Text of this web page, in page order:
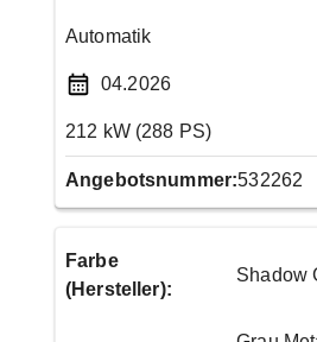
Automatik
04.2026
212 kW (288 PS)
Angebotsnummer:532262
Farbe
(Hersteller):
Shadow